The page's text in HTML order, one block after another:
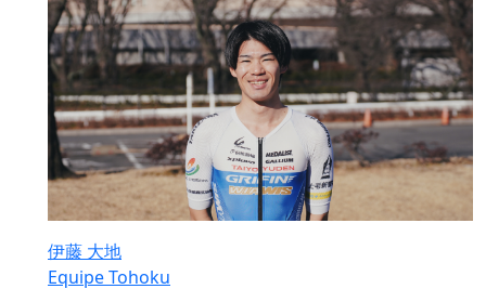
伊藤 大地
Equipe Tohoku